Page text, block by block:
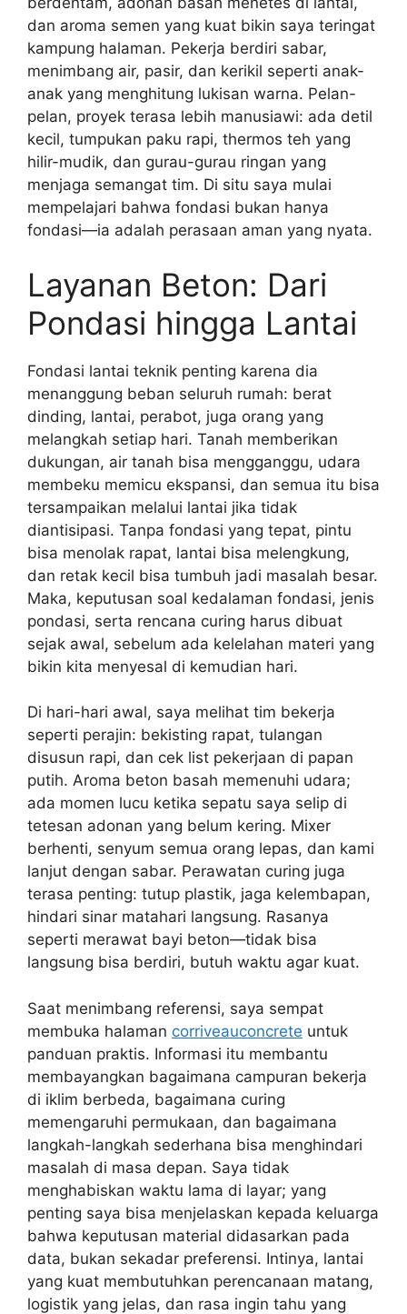
dan aroma semen yang kuat bikin saya teringat
kampung halaman. Pekerja berdiri sabar,
menimbang air, pasir, dan kerikil seperti anak-
anak yang menghitung lukisan warna. Pelan-
pelan, proyek terasa lebih manusiawi: ada detil
kecil, tumpukan paku rapi, thermos teh yang
hilir-mudik, dan gurau-gurau ringan yang
menjaga semangat tim. Di situ saya mulai
mempelajari bahwa fondasi bukan hanya
fondasi—ia adalah perasaan aman yang nyata.
Layanan Beton: Dari
Pondasi hingga Lantai
Fondasi lantai teknik penting karena dia
menanggung beban seluruh rumah: berat
dinding, lantai, perabot, juga orang yang
melangkah setiap hari. Tanah memberikan
dukungan, air tanah bisa mengganggu, udara
membeku memicu ekspansi, dan semua itu bisa
tersampaikan melalui lantai jika tidak
diantisipasi. Tanpa fondasi yang tepat, pintu
bisa menolak rapat, lantai bisa melengkung,
dan retak kecil bisa tumbuh jadi masalah besar.
Maka, keputusan soal kedalaman fondasi, jenis
pondasi, serta rencana curing harus dibuat
sejak awal, sebelum ada kelelahan materi yang
bikin kita menyesal di kemudian hari.
Di hari-hari awal, saya melihat tim bekerja
seperti perajin: bekisting rapat, tulangan
disusun rapi, dan cek list pekerjaan di papan
putih. Aroma beton basah memenuhi udara;
ada momen lucu ketika sepatu saya selip di
tetesan adonan yang belum kering. Mixer
berhenti, senyum semua orang lepas, dan kami
lanjut dengan sabar. Perawatan curing juga
terasa penting: tutup plastik, jaga kelembapan,
hindari sinar matahari langsung. Rasanya
seperti merawat bayi beton—tidak bisa
langsung bisa berdiri, butuh waktu agar kuat.
Saat menimbang referensi, saya sempat
membuka halaman corriveauconcrete untuk
panduan praktis. Informasi itu membantu
membayangkan bagaimana campuran bekerja
di iklim berbeda, bagaimana curing
memengaruhi permukaan, dan bagaimana
langkah-langkah sederhana bisa menghindari
masalah di masa depan. Saya tidak
menghabiskan waktu lama di layar; yang
penting saya bisa menjelaskan kepada keluarga
bahwa keputusan material didasarkan pada
data, bukan sekadar preferensi. Intinya, lantai
yang kuat membutuhkan perencanaan matang,
logistik yang jelas, dan rasa ingin tahu yang